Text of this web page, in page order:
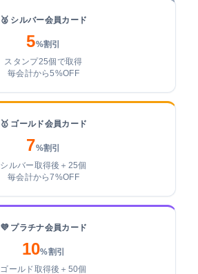
🥈 シルバー会員カード
5%割引
スタンプ25個で取得
毎会計から5%OFF
🥇 ゴールド会員カード
7%割引
シルバー取得後＋25個
毎会計から7%OFF
💜 プラチナ会員カード
10%割引
ゴールド取得後＋50個